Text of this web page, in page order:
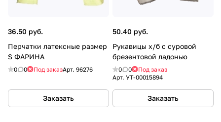
36.50 руб.
Перчатки латексные размер
S ФАРИНА
0 0 Под заказАрт. 96276
Заказать
50.40 руб.
Рукавицы х/б с суровой
брезентовой ладонью
0 0
Под заказ
Арт. УТ-00015894
Заказать